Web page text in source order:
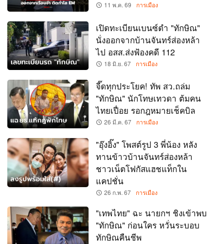
11 พ.ค. 69 การเมือง
เปิดทะเบียนเบนซ์ดำ "ทักษิณ"
นั่งออกจากบ้านจันทร์ส่องหล้า
ไป อสส.ส่งฟ้องคดี 112
18 มิ.ย. 67 การเมือง
จี๊ดทุกประโยค! ทัพ สว.ถล่ม
"ทักษิณ" นักโทษเทวดา ต้มคน
ไทยเปื่อย รอกฎหมายเช็คบิล
26 มี.ค. 67 การเมือง
"อุ๊งอิ๊ง" โพสต์รูป 3 พี่น้อง หลัง
ทานข้าวบ้านจันทร์ส่องหล้า
ชาวเน็ตโฟกัสแฮชแท็กใน
แคปชั่น
26 ก.พ. 67 การเมือง
"เทพไทย" ฉะ นายกฯ ชิงเข้าพบ
"ทักษิณ" ก่อนใคร หวั่นระบอบ
ทักษิณคืนชีพ